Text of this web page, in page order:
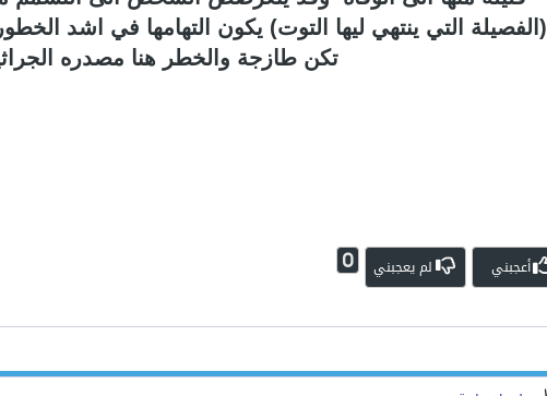
(الفصيلة التي ينتهي ليها التوت) يكون التهامها في اشد
تكن طازجة والخطر هنا مصدره
أعجبني لم يعجبني 0